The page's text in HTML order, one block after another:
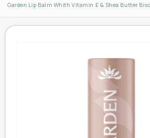
Garden Lip Balm Whith Vitamin E & Shea Butter